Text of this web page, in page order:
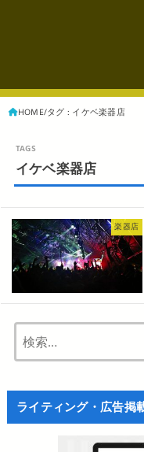
HOME タグ : イケベ楽器店
イケベ楽器店
楽器店
ライティング・広告掲